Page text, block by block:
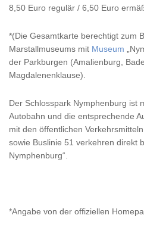
8,50 Euro regulär / 6,50 Euro
*(Die Gesamtkarte berechtigt zum
Marstallmuseums mit Museum
der Parkburgen (Amalienburg,
Magdalenenklause).
Der Schlosspark Nymphenburg ist
Autobahn und die entsprechende
mit den öffentlichen
sowie Buslinie 51 verkehren direkt
Nymphenburg“.
*Angabe von der offiziellen